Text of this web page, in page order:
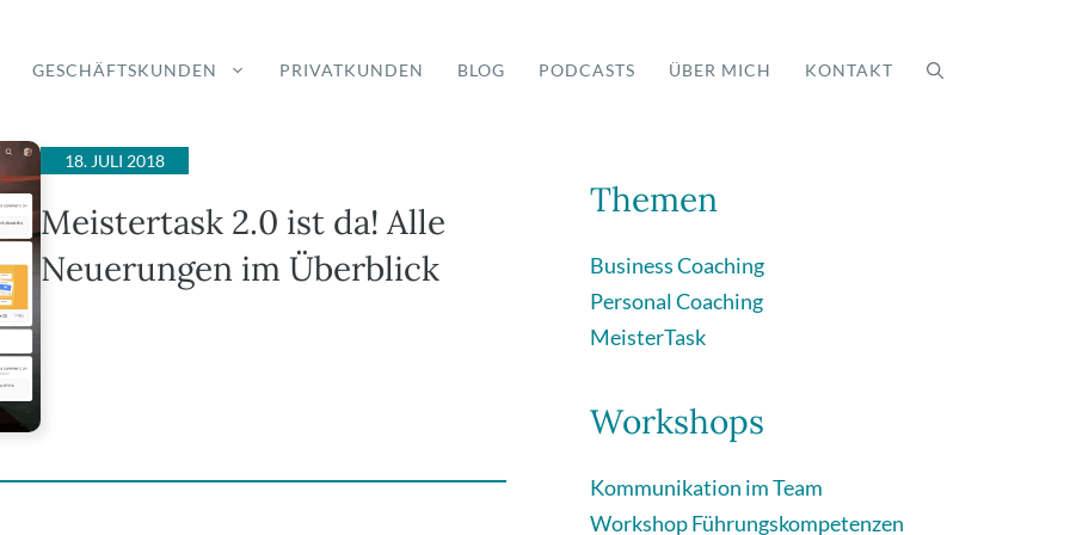
GESCHÄFTSKUNDEN PRIVATKUNDEN BLOG PODCASTS ÜBER MICH KONTAKT
18. JULI 2018
Meistertask 2.0 ist da! Alle
Neuerungen im Überblick
Themen
Business Coaching
Personal Coaching
MeisterTask
Workshops
Kommunikation im Team
Workshop Führungskompetenzen